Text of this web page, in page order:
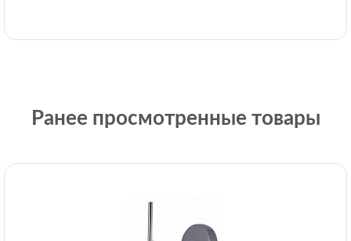
Ранее просмотренные товары